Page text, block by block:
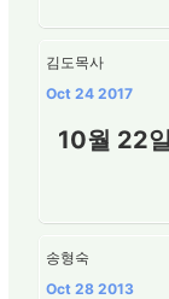
김도목사
Oct 24 2017
10월 22
송형숙
Oct 28 2013